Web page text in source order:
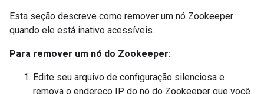
Esta seção descreve como remover um nó Zookeeper
quando ele está inativo acessíveis.
Para remover um nó do Zookeeper:
Edite seu arquivo de configuração silenciosa e
remova o endereço IP do nó do Zookeeper que você